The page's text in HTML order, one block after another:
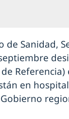
de Sanidad,
en